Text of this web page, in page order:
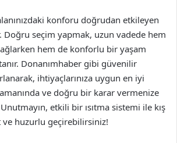
konforu doğrudan etkileyen
Doğru seçim yapmak, uzun vadede hem
hem de konforlu bir yaşam
Donanımhaber gibi güvenilir
ihtiyaçlarınıza uygun en iyi
ve doğru bir karar vermenize
Unutmayın, etkili bir ısıtma sistemi ile kış
ve huzurlu geçirebilirsiniz!